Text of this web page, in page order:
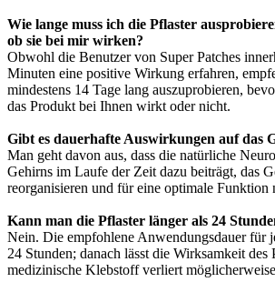
Wie lange muss ich die Pflaster
ob sie bei mir wirken?
Obwohl die Benutzer von Super Patches
Minuten eine positive Wirkung erfahren,
mindestens 14 Tage lang auszuprobieren,
das Produkt bei Ihnen wirkt oder nicht.
Gibt es dauerhafte Auswirkungen auf das
Man geht davon aus, dass die natürliche
Gehirns im Laufe der Zeit dazu beiträgt, das
reorganisieren und für eine optimale Funktion
Kann man die Pflaster länger als 24
Nein. Die empfohlene Anwendungsdauer für
24 Stunden; danach lässt die Wirksamkeit des
medizinische Klebstoff verliert